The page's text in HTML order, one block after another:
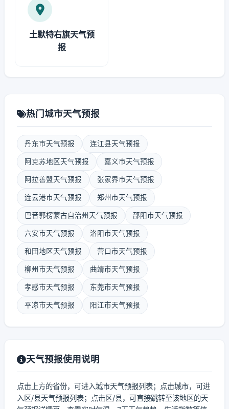
土默特右旗天气预
报
热门城市天气预报
丹东市天气预报 连江县天气预报
阿克苏地区天气预报 嘉义市天气预报
阿拉善盟天气预报 张家界市天气预报
连云港市天气预报 郑州市天气预报
巴音郭楞蒙古自治州天气预报 邵阳市天气预报
六安市天气预报 洛阳市天气预报
和田地区天气预报 营口市天气预报
柳州市天气预报 曲靖市天气预报
孝感市天气预报 东莞市天气预报
平凉市天气预报 阳江市天气预报
天气预报使用说明
点击上方的省份，可进入城市天气预报列表；点击城市，可进
入区/县天气预报列表；点击区/县，可直接跳转至该地区的天